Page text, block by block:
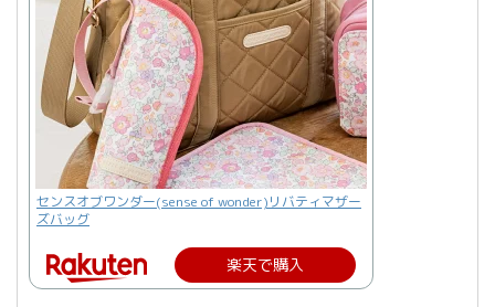
センスオブワンダー(sense of wonder)リバティマザー
ズバッグ
楽天で購入